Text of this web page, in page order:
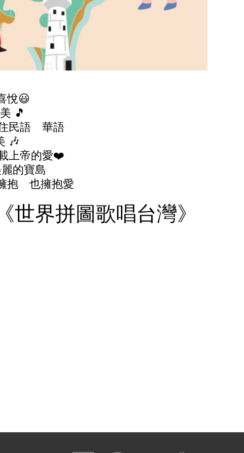
悅😃
🎵
民語 華語
🎶
上帝的愛❤
的寶島
抱 也擁抱愛
界拼圖歌唱台灣》